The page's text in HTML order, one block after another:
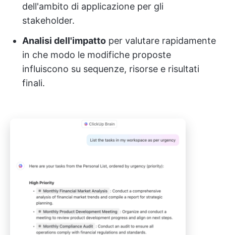
dell'ambito di applicazione per gli
stakeholder.
Analisi dell'impatto per valutare rapidamente
in che modo le modifiche proposte
influiscono su sequenze, risorse e risultati
finali.